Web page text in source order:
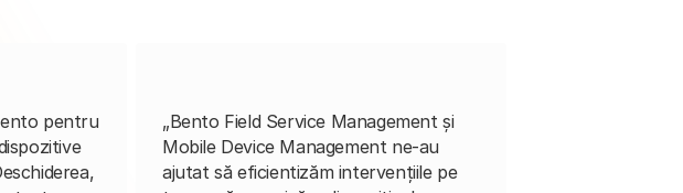
pentru
„Bento Field Service Management și
Mobile Device Management ne-au
ajutat să eficientizăm intervențiile pe